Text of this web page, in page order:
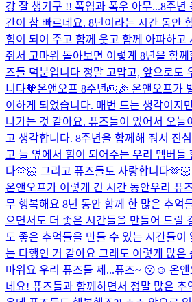
강 잘 챙기구 !! 폭염과 폭우 아무...8주년
간이 참 빠르네요. 8년이라는 시간 동안
힘이 되어 주고 함께 웃고 함께 아파하고
줘서 고마워 돌아보면 이렇게 8년을 함
즈들 덕분입니다 정말 고맙고, 앞으로도
니다🧡온앤오프 8주년🎂🎉 온앤오프가
이하게 되었습니다. 매번 드는 생각이지
나가는 것 같아요. 퓨즈들이 있어서 오늘
고 생각합니다. 8주년을 함께해 줘서 진
고 늘 옆에서 힘이 되어주는 우리 멤버들
다🫶🏻 그리고 퓨즈들도 사랑합니다
온앤오프가 이렇게 긴 시간 동안우리 퓨
무 행복해요 8년 동안 함께 한 많은 추억
으면서도 더 좋은 시간들을 만들어 드릴
도 좋은 추억들을 만들 수 있는 시간들이
는 다행인 거 같아요 그래도 이렇게 많은
마워요 우리 퓨즈들 제...퓨즈~ 😗☺️ 온앤
네요! 퓨즈들과 함께하면서 정말 많은 추